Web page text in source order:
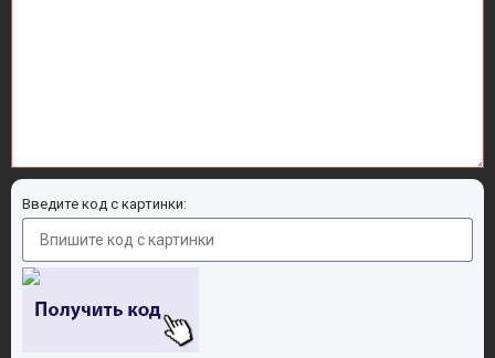
Введите код с картинки: